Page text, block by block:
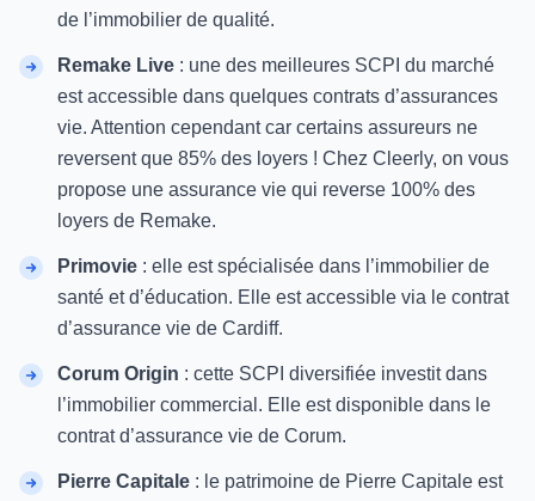
de l’immobilier de qualité.
Remake Live : une des meilleures SCPI du marché
est accessible dans quelques contrats d’assurances
vie. Attention cependant car certains assureurs ne
reversent que 85% des loyers ! Chez Cleerly, on vous
propose une assurance vie qui reverse 100% des
loyers de Remake.
Primovie : elle est spécialisée dans l’immobilier de
santé et d’éducation. Elle est accessible via le contrat
d’assurance vie de Cardiff.
Corum Origin : cette SCPI diversifiée investit dans
l’immobilier commercial. Elle est disponible dans le
contrat d’assurance vie de Corum.
Pierre Capitale : le patrimoine de Pierre Capitale est